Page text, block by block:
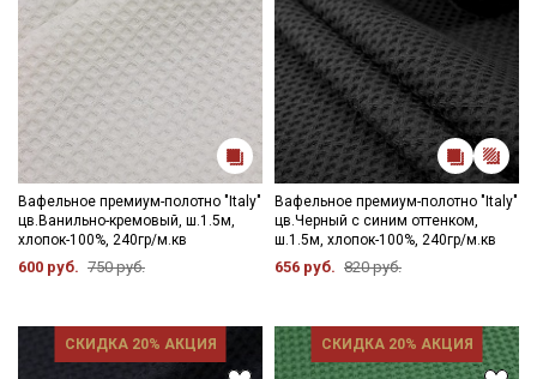
Вафельное премиум-полотно "Italy"
цв.Ванильно-кремовый, ш.1.5м,
хлопок-100%, 240гр/м.кв
600 руб. 750 руб.
Вафельное премиум-полотно "Italy"
цв.Черный с синим оттенком,
ш.1.5м, хлопок-100%, 240гр/м.кв
656 руб. 820 руб.
СКИДКА 20% АКЦИЯ СКИДКА 20% АКЦИЯ
Секретная рассылка от Купава
Мы публикуем здесь дополнительные
промокоды и скидки до 30% на узкие
категории тканей